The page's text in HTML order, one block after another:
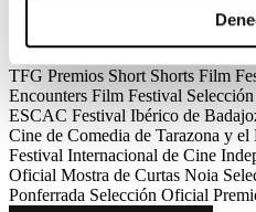
Vicente Mascó, Genís Sendra,
Calvario
TFG Premios Short Shorts Film
Encounters Film Festival
ESCAC Festival Ibérico de
Cine de Comedia de Tarazona y
Festival Internacional de Cine
Oficial Mostra de Curtas Noia
Ponferrada Selección Oficial